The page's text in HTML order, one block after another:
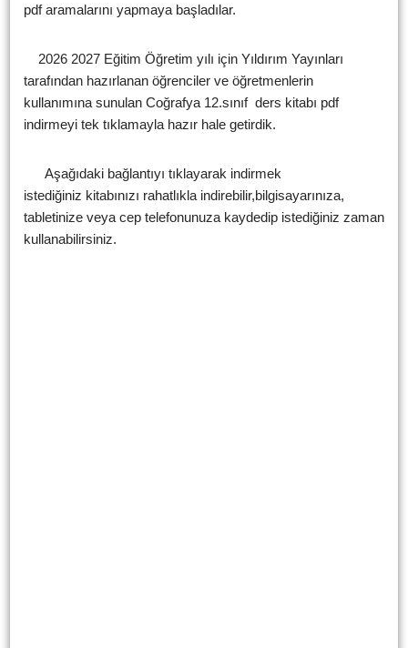
pdf aramalarını yapmaya başladılar.
2026 2027 Eğitim Öğretim yılı için Yıldırım Yayınları
tarafından hazırlanan öğrenciler ve öğretmenlerin
kullanımına sunulan Coğrafya 12.sınıf ders kitabı pdf
indirmeyi tek tıklamayla hazır hale getirdik.
Aşağıdaki bağlantıyı tıklayarak indirmek
istediğiniz kitabınızı rahatlıkla indirebilir,bilgisayarınıza,
tabletinize veya cep telefonunuza kaydedip istediğiniz zaman
kullanabilirsiniz.